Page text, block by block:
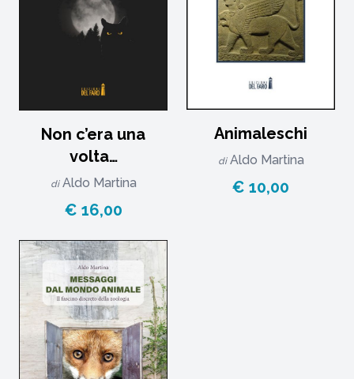
Non c’era una
volta…
di Aldo Martina
€ 16,00
Animaleschi
di Aldo Martina
€ 10,00